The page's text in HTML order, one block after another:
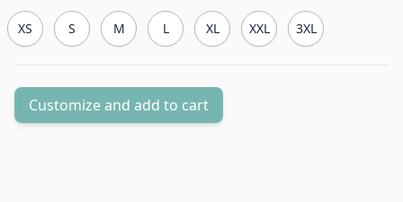
XS S M L XL XXL 3XL
Customize and add to cart